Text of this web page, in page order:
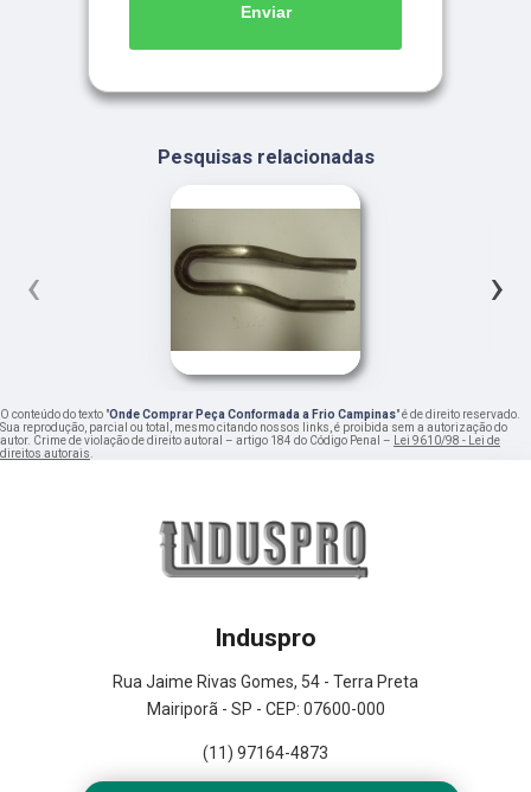
Enviar
Pesquisas relacionadas
‹ ›
O conteúdo do texto "Onde Comprar Peça Conformada a Frio Campinas" é de direito reservado.
Sua reprodução, parcial ou total, mesmo citando nossos links, é proibida sem a autorização do
autor. Crime de violação de direito autoral – artigo 184 do Código Penal – Lei 9610/98 - Lei de
direitos autorais.
Induspro
Rua Jaime Rivas Gomes, 54 - Terra Preta
Mairiporã - SP - CEP: 07600-000
(11) 97164-4873